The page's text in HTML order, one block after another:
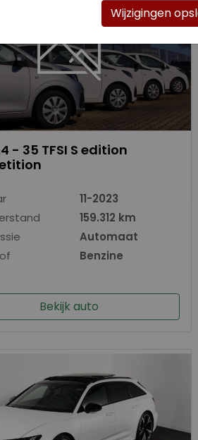
- 35 TFSI S edition
11-2023
159.312 km
Automaat
Benzine
Bekijk auto
Wijzigingen